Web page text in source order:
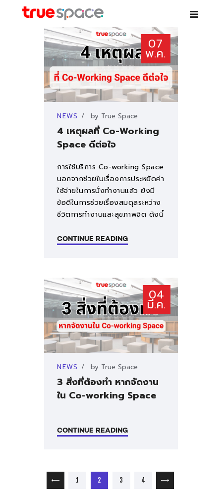
TRUE SPACE
Co-working space – เช่าห้องสัมมนา ห้องประชุม โต๊ะทำงาน สอนพิเศษ
บริการ
สาขา
PARTNER
NEWS
คำถามที่พบบ่อย
ติดต่อเรา
07
พ.ค.
NEWS by True Space
4 เหตุผลที่ Co-Working
Space ดีต่อใจ
การใช้บริการ Co-working Space
นอกจากช่วยในเรื่องการประหยัดค่า
ใช้จ่ายในการนั่งทำงานแล้ว ยังมี
ข้อดีในการช่วยเรื่องสมดุลระหว่าง
ชีวิตการทำงานและสุขภาพจิต ดังนี้
CONTINUE READING
04
มี.ค.
NEWS by True Space
3 สิ่งที่ต้องทำ หากจัดงาน
ใน Co-working Space
CONTINUE READING
เมนูนำทาง เรื่อง
<
PAGE
1 PAGE
2 PAGE
3 PAGE
4